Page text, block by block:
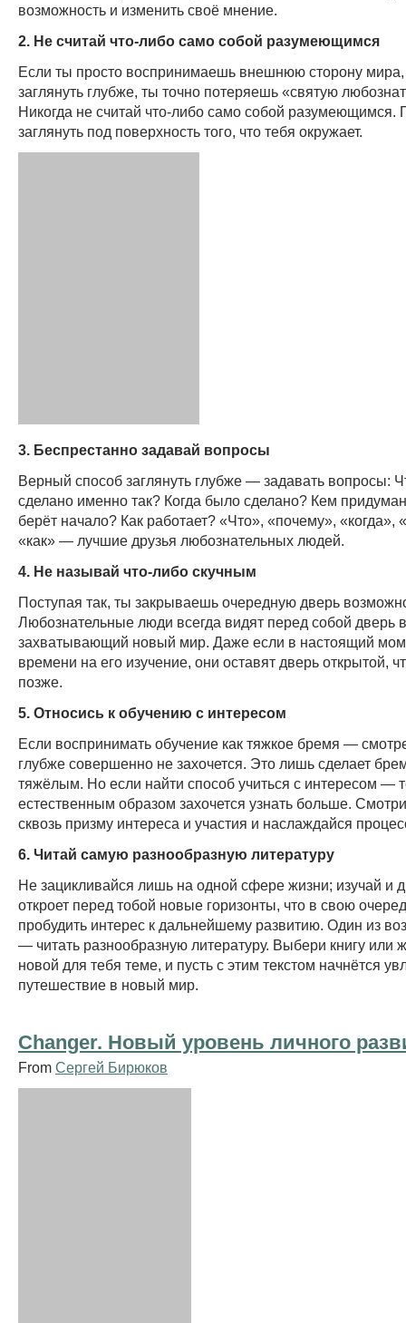
возможность и изменить своё мнение.
2. Не считай что-либо само собой разумеющимся
Если ты просто воспринимаешь внешнюю сторону
заглянуть глубже, ты точно потеряешь «святую
Никогда не считай что-либо само собой разумеющимся.
заглянуть под поверхность того, что тебя окружает.
3. Беспрестанно задавай вопросы
Верный способ заглянуть глубже — задавать вопросы:
сделано именно так? Когда было сделано? Кем
берёт начало? Как работает? «Что», «почему», «когда»,
«как» — лучшие друзья любознательных людей.
4. Не называй что-либо скучным
Поступая так, ты закрываешь очередную дверь
Любознательные люди всегда видят перед собой дверь в
захватывающий новый мир. Даже если в настоящий
времени на его изучение, они оставят дверь открытой,
позже.
5. Относись к обучению с интересом
Если воспринимать обучение как тяжкое бремя —
глубже совершенно не захочется. Это лишь сделает
тяжёлым. Но если найти способ учиться с интересом —
естественным образом захочется узнать больше.
сквозь призму интереса и участия и наслаждайся
6. Читай самую разнообразную литературу
Не зацикливайся лишь на одной сфере жизни; изучай и
откроет перед тобой новые горизонты, что в свою
пробудить интерес к дальнейшему развитию. Один из
— читать разнообразную литературу. Выбери книгу или
новой для тебя теме, и пусть с этим текстом начнётся
путешествие в новый мир.
Changer. Новый уровень личного
From Сергей Бирюков